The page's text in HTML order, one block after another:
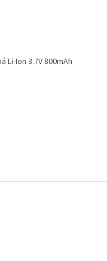
Ion 3.7V 800mAh